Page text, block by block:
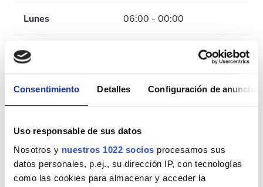
Consentimiento Detalles Configuración de anuncios
Uso responsable de sus datos
Nosotros y nuestros 1022 socios procesamos sus
datos personales, p.ej., su dirección IP, con tecnologías
como las cookies para almacenar y acceder la
Lunes 06:00 - 00:00
Martes
Miércoles 06:00 - 00:00
Viernes 06:00 - 00:00
Sábado 06:00 - 00:00